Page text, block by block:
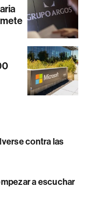
contra las
a escuchar